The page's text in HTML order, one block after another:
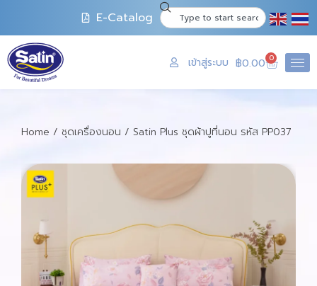
E-Catalog
เข้าสู่ระบบ ฿0.00 0
Home / ชุดเครื่องนอน / Satin Plus ชุดผ้าปูที่นอน รหัส PP037